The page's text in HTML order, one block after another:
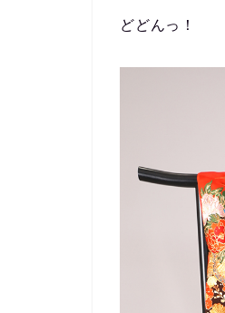
どどんっ！